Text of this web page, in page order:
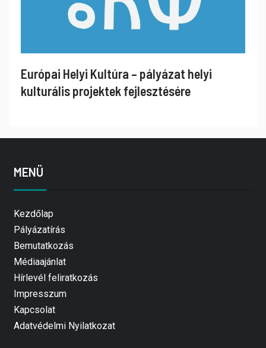
Európai Helyi Kultúra – pályázat helyi
kulturális projektek fejlesztésére
MENÜ
Kezdőlap
Pályázatírás
Bemutatkozás
Médiaajánlat
Hírlevél feliratkozás
Impresszum
Kapcsolat
Adatvédelmi Nyilatkozat